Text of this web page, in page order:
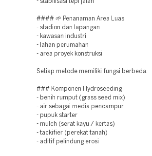
- stabilisasi tepi jalan
#### 🌱 Penanaman Area Luas
- stadion dan lapangan
- kawasan industri
- lahan perumahan
- area proyek konstruksi
Setiap metode memiliki fungsi berbeda.
### Komponen Hydroseeding
- benih rumput (grass seed mix)
- air sebagai media pencampur
- pupuk starter
- mulch (serat kayu / kertas)
- tackifier (perekat tanah)
- aditif pelindung erosi